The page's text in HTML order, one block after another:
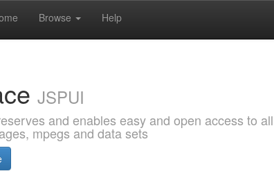
Browse Help
JSPUI
and enables easy and open access to
mpegs and data sets